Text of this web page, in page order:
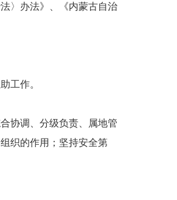
〉办法》、《内蒙古自治
工作。
协调、分级负责、属地管
织的作用；坚持安全第